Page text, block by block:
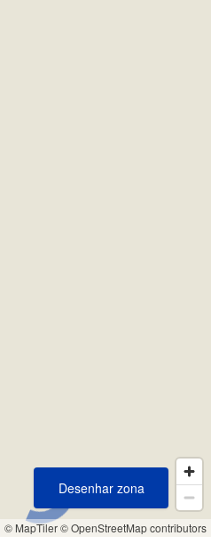
© MapTiler© OpenStreetMap contributors
Desenhar zona
Desenhar zona